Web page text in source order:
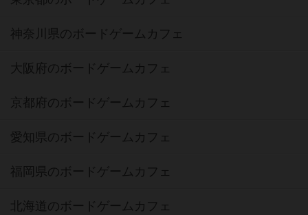
神奈川県のボードゲームカフェ
大阪府のボードゲームカフェ
京都府のボードゲームカフェ
愛知県のボードゲームカフェ
福岡県のボードゲームカフェ
北海道のボードゲームカフェ